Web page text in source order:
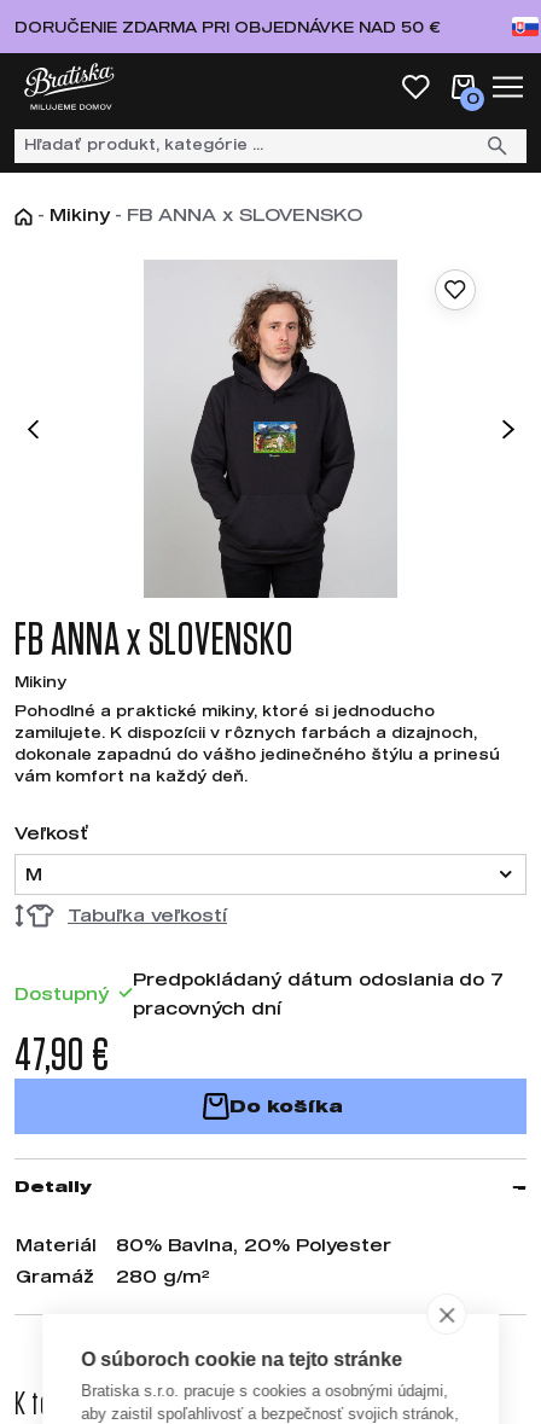
DORUČENIE ZDARMA PRI OBJEDNÁVKE NAD 50 €
0
- Mikiny - FB ANNA x SLOVENSKO
FB ANNA x SLOVENSKO
Mikiny
Pohodlné a praktické mikiny, ktoré si jednoducho
zamilujete. K dispozícii v rôznych farbách a dizajnoch,
dokonale zapadnú do vášho jedinečného štýlu a prinesú
vám komfort na každý deň.
Veľkosť
M
Tabuľka veľkostí
Dostupný
Predpokládaný dátum odoslania do 7
pracovných dní
47,90 €
Do košíka
Detaily
Materiál
80% Bavlna, 20% Polyester
Gramáž
280 g/m²
K tomuto produktu odporúčame dokúpiť aj
O súboroch cookie na tejto stránke
Bratiska s.r.o. pracuje s cookies a osobnými údajmi,
aby zaistil spoľahlivosť a bezpečnosť svojich stránok,